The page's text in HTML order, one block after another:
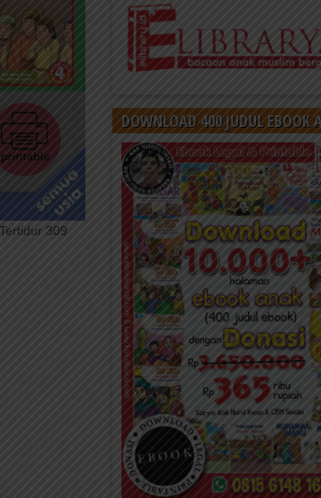
309
DOWNLOAD 400 JUDUL EBOOK